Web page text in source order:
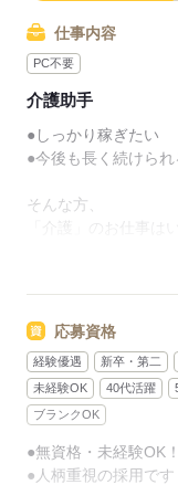
仕事内容
PC不要
介護助手
●しっかり稼ぎたい
●今後も長く続けら
そんな方、
経験や資格がまった
“サポート”的なお仕
たとえば、未経験・
新人さんにお任せす
の補充・運搬 など
応募資格
経験優遇 新卒・第二
未経験OK
40代活躍
ブランクOK
●無資格・未経験OK！
●人柄重視の採用です